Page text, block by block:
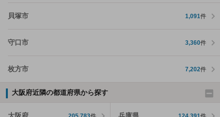
貝塚市 1,091件
守口市 3,360件
枚方市 7,202件
大阪府近隣の都道府県から探す